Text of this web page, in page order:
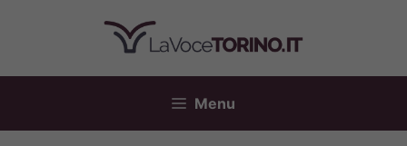
contenuto
Menu